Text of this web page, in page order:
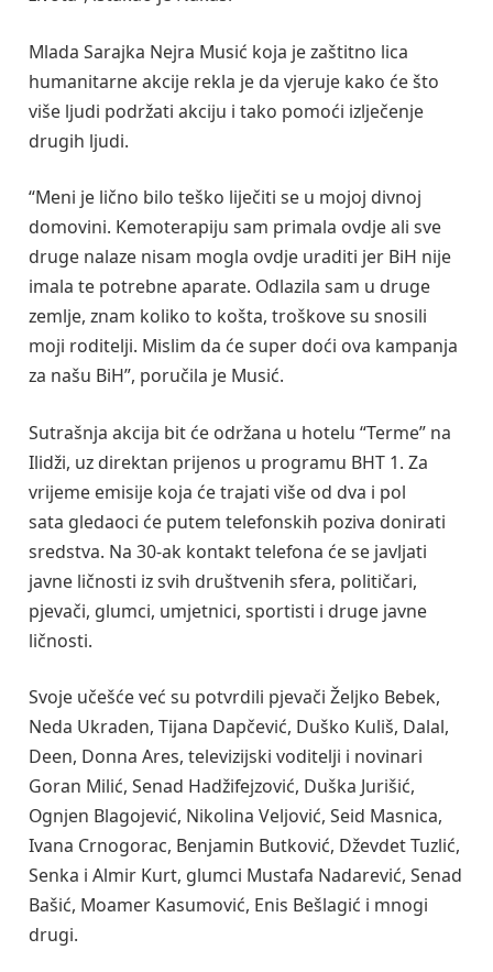
Mlada Sarajka Nejra Musić koja je zaštitno lica
humanitarne akcije rekla je da vjeruje kako će što
više ljudi podržati akciju i tako pomoći izlječenje
drugih ljudi.
“Meni je lično bilo teško liječiti se u mojoj divnoj
domovini. Kemoterapiju sam primala ovdje ali sve
druge nalaze nisam mogla ovdje uraditi jer BiH nije
imala te potrebne aparate. Odlazila sam u druge
zemlje, znam koliko to košta, troškove su snosili
moji roditelji. Mislim da će super doći ova kampanja
za našu BiH”, poručila je Musić.
Sutrašnja akcija bit će održana u hotelu “Terme” na
Ilidži, uz direktan prijenos u programu BHT 1. Za
vrijeme emisije koja će trajati više od dva i pol
sata gledaoci će putem telefonskih poziva donirati
sredstva. Na 30-ak kontakt telefona će se javljati
javne ličnosti iz svih društvenih sfera, političari,
pjevači, glumci, umjetnici, sportisti i druge javne
ličnosti.
Svoje učešće već su potvrdili pjevači Željko Bebek,
Neda Ukraden, Tijana Dapčević, Duško Kuliš, Dalal,
Deen, Donna Ares, televizijski voditelji i novinari
Goran Milić, Senad Hadžifejzović, Duška Jurišić,
Ognjen Blagojević, Nikolina Veljović, Seid Masnica,
Ivana Crnogorac, Benjamin Butković, Dževdet Tuzlić,
Senka i Almir Kurt, glumci Mustafa Nadarević, Senad
Bašić, Moamer Kasumović, Enis Bešlagić i mnogi
drugi.